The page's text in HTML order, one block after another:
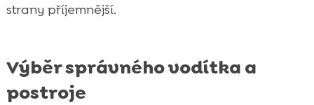
strany příjemnější.
Výběr správného vodítka a
postroje